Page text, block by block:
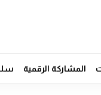
المشاركة الرقمية